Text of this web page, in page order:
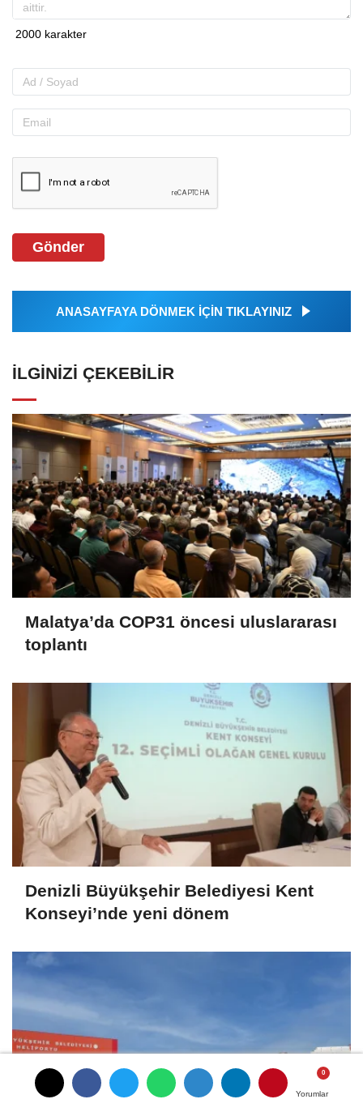
Yorumlar
Yorumlar
Gönder
ANASAYFAYA DÖNMEK İÇİN TIKLAYINIZ
İLGINIZI ÇEKEBILIR
Malatya’da COP31 öncesi uluslararası
toplantı
Denizli Büyükşehir Belediyesi Kent
Konseyi’nde yeni dönem